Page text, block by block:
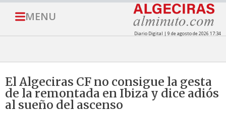
MENU
Diario Digital | 9 de agosto de 2026 17:34
El Algeciras CF no consigue la gesta
de la remontada en Ibiza y dice adiós
al sueño del ascenso